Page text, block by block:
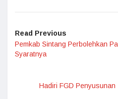
Read Previous
Pemkab Sintang Perbolehkan
Syaratnya
Hadiri FGD Penyusunan